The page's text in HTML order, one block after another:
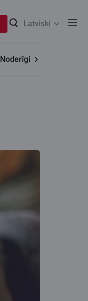
Latviski
Noderīgi